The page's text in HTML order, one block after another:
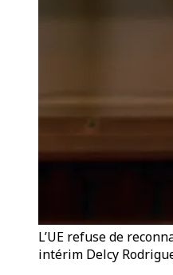
L’UE refuse de
intérim Delcy